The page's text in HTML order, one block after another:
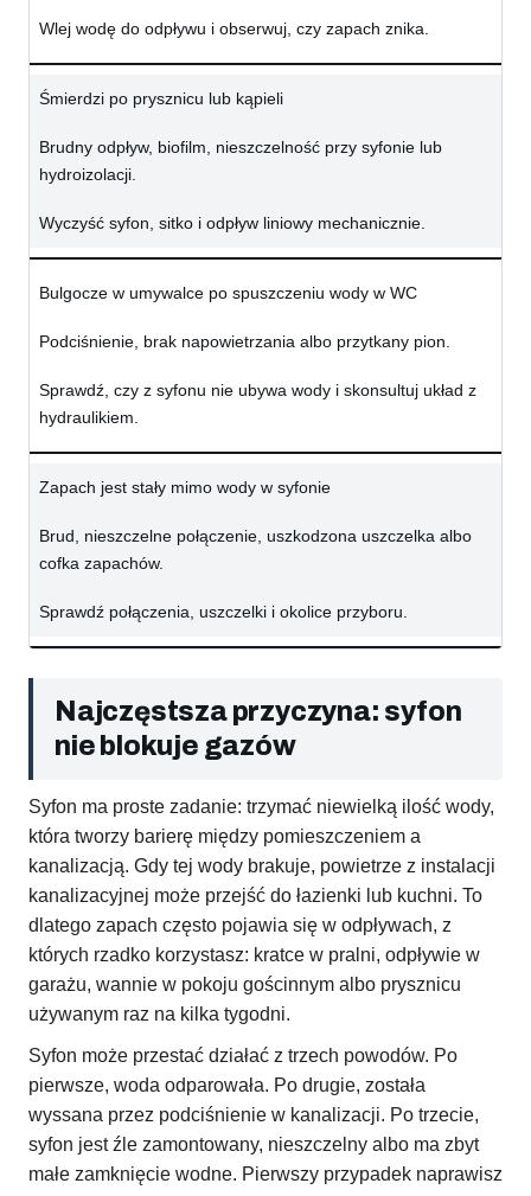
Wlej wodę do odpływu i obserwuj, czy zapach znika.
Śmierdzi po prysznicu lub kąpieli
Brudny odpływ, biofilm, nieszczelność przy syfonie lub
hydroizolacji.
Wyczyść syfon, sitko i odpływ liniowy mechanicznie.
Bulgocze w umywalce po spuszczeniu wody w WC
Podciśnienie, brak napowietrzania albo przytkany pion.
Sprawdź, czy z syfonu nie ubywa wody i skonsultuj układ z
hydraulikiem.
Zapach jest stały mimo wody w syfonie
Brud, nieszczelne połączenie, uszkodzona uszczelka albo
cofka zapachów.
Sprawdź połączenia, uszczelki i okolice przyboru.
Najczęstsza przyczyna: syfon
nie blokuje gazów
Syfon ma proste zadanie: trzymać niewielką ilość wody,
która tworzy barierę między pomieszczeniem a
kanalizacją. Gdy tej wody brakuje, powietrze z instalacji
kanalizacyjnej może przejść do łazienki lub kuchni. To
dlatego zapach często pojawia się w odpływach, z
których rzadko korzystasz: kratce w pralni, odpływie w
garażu, wannie w pokoju gościnnym albo prysznicu
używanym raz na kilka tygodni.
Syfon może przestać działać z trzech powodów. Po
pierwsze, woda odparowała. Po drugie, została
wyssana przez podciśnienie w kanalizacji. Po trzecie,
syfon jest źle zamontowany, nieszczelny albo ma zbyt
małe zamknięcie wodne. Pierwszy przypadek naprawisz